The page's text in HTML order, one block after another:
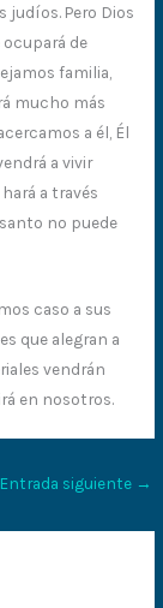
judíos. Pero Dios
ocupará de
familia,
mucho más
a él, Él
a vivir
a través
no puede
caso a sus
que alegran a
vendrán
en nosotros.
Entrada siguiente →